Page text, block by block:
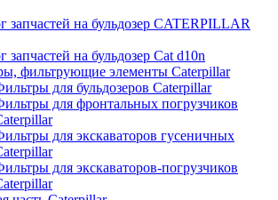
запчастей на бульдозер CATERPILLAR
запчастей на бульдозер Сat d10n
фильтрующие элементы Caterpillar
для бульдозеров Caterpillar
для фронтальных погрузчиков
для экскаваторов гусеничных
для экскаваторов-погрузчиков